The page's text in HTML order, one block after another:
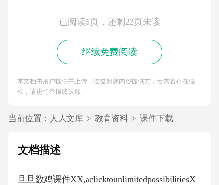
已阅读5页，还剩22页未读
继续免费阅读
本文档由用户提供并上传，收益归属内容提供方，若内容存在侵
权，请进行举报或认领
当前位置： 人人文库 > 教育资料 > 课件下载
文档描述
旦旦数鸡课件XX,aclicktounlimitedpossibilitiesX